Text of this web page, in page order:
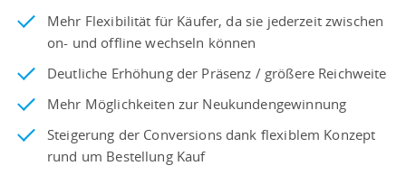
Mehr Flexibilität für Käufer, da sie jederzeit zwischen
on- und offline wechseln können
Deutliche Erhöhung der Präsenz / größere Reichweite
Mehr Möglichkeiten zur Neukundengewinnung
Steigerung der Conversions dank flexiblem Konzept
rund um Bestellung Kauf